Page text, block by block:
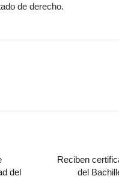
de derecho.
del
Reciben
del